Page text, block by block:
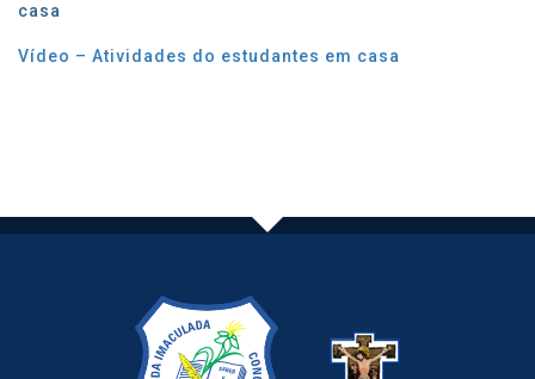
casa
Vídeo – Atividades do estudantes em casa